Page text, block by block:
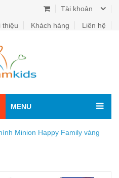
Tài khoản
thiệu Khách hàng Liên hệ
MENU
Minion Happy Family vàng